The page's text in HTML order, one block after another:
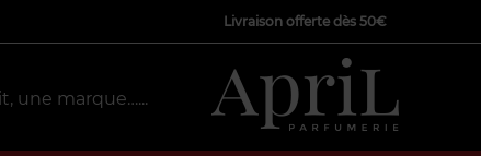
Livraison offerte dès 50€